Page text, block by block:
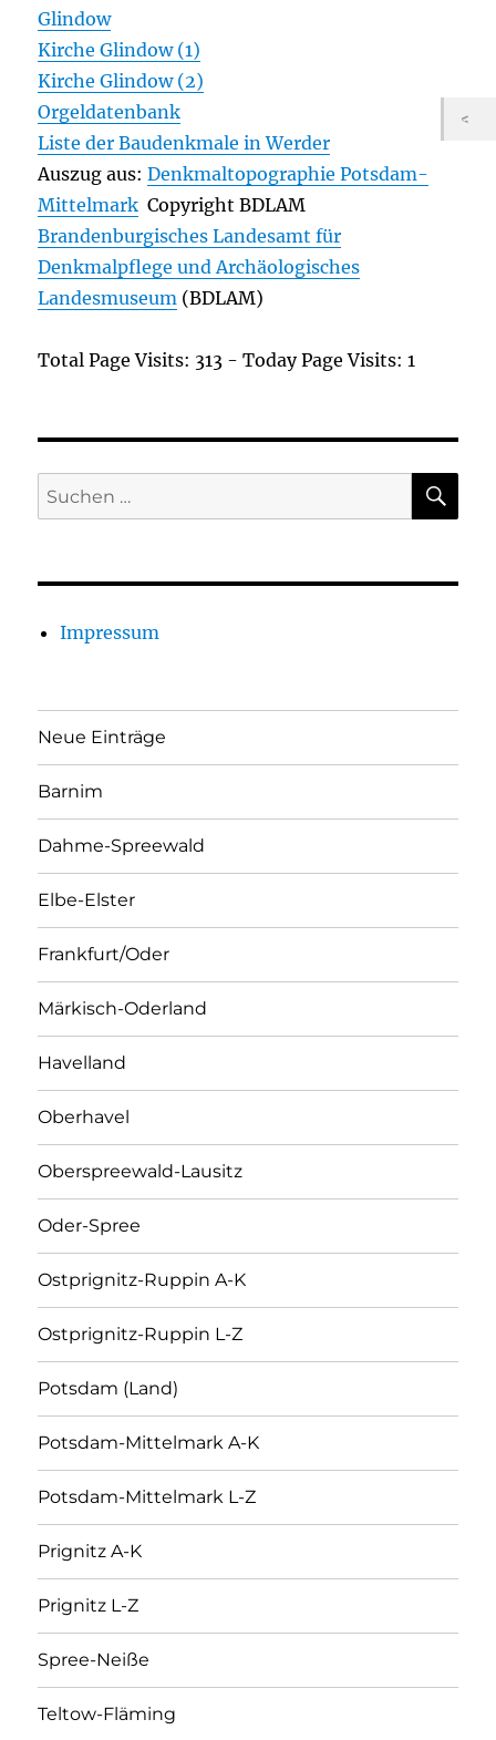
Glindow
Kirche Glindow (1)
Kirche Glindow (2)
Orgeldatenbank
Liste der Baudenkmale in Werder
Auszug aus:Denkmaltopographie Potsdam-
Mittelmark Copyright BDLAM
Brandenburgisches Landesamt für
Denkmalpflege und Archäologisches
Landesmuseum (BDLAM)
Total Page Visits: 313 - Today Page Visits: 1
Suchen
nach:
Impressum
Neue Einträge
Barnim
Dahme-Spreewald
Elbe-Elster
Frankfurt/Oder
Märkisch-Oderland
Havelland
Oberhavel
Oberspreewald-Lausitz
Oder-Spree
Ostprignitz-Ruppin A-K
Ostprignitz-Ruppin L-Z
Potsdam (Land)
Potsdam-Mittelmark A-K
Potsdam-Mittelmark L-Z
Prignitz A-K
Prignitz L-Z
Spree-Neiße
Teltow-Fläming